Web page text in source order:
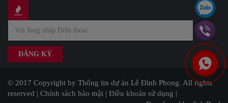
© 2017 Copyright by Thông tin dự án Lê Đình Phong. All rights
reserved | Chính sách bảo mật | Điều khoản sử dụng |